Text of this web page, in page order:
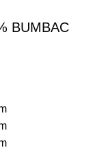
BUMBAC